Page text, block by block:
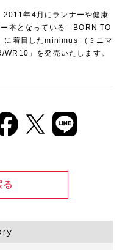
2011年4月にランナーや健康
本となっている「BORN TO
に着目したminimus （ミニマ
」を発売いたします。
る